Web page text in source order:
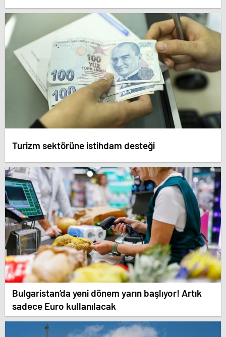
Turizm sektörüne istihdam desteği
Bulgaristan’da yeni dönem yarın başlıyor! Artık
sadece Euro kullanılacak